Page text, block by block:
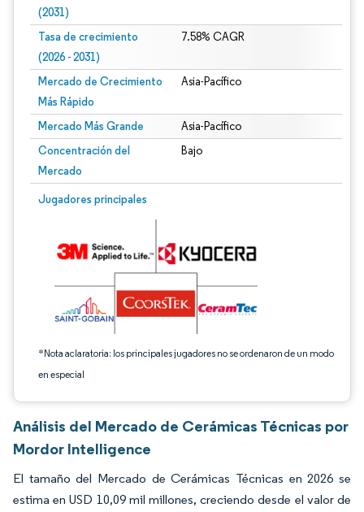
(2031)
Tasa de crecimiento
(2026 - 2031)
7.58% CAGR
Mercado de Crecimiento
Más Rápido
Asia-Pacífico
Mercado Más Grande Asia-Pacífico
Concentración del
Mercado
Bajo
Jugadores principales
*Nota aclaratoria: los principales jugadores no se ordenaron de un modo
en especial
Imagen © Mordor Intelligence. El uso requiere atribución según CC BY 4.0.
Análisis del Mercado de Cerámicas Técnicas por
Mordor Intelligence
El tamaño del Mercado de Cerámicas Técnicas en 2026 se
estima en USD 10,09 mil millones, creciendo desde el valor de